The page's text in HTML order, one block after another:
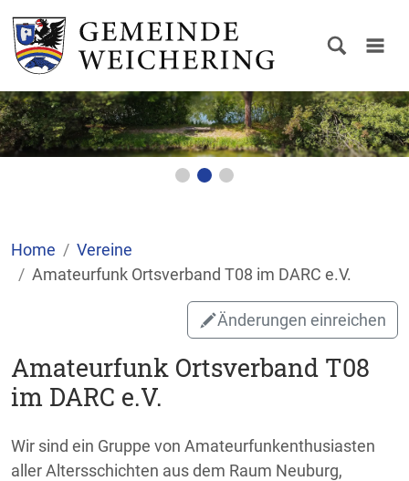
Home
Vereine
Amateurfunk Ortsverband T08 im DARC e.V.
Änderungen einreichen
Amateurfunk Ortsverband T08
im DARC e.V.
Wir sind ein Gruppe von Amateurfunkenthusiasten
aller Altersschichten aus dem Raum Neuburg,